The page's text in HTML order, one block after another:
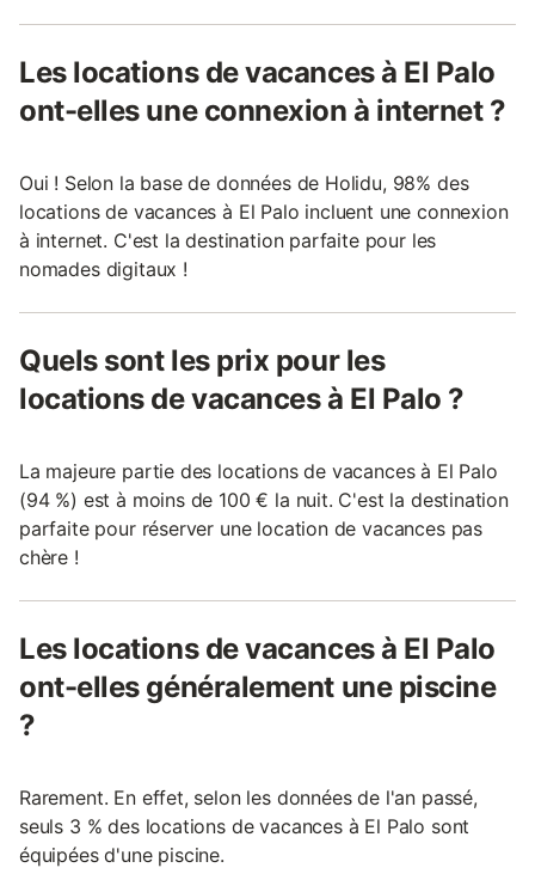
Les locations de vacances à El Palo
ont-elles une connexion à internet ?
Oui ! Selon la base de données de Holidu, 98% des
locations de vacances à El Palo incluent une connexion
à internet. C'est la destination parfaite pour les
nomades digitaux !
Quels sont les prix pour les
locations de vacances à El Palo ?
La majeure partie des locations de vacances à El Palo
(94 %) est à moins de 100 € la nuit. C'est la destination
parfaite pour réserver une location de vacances pas
chère !
Les locations de vacances à El Palo
ont-elles généralement une piscine
?
Rarement. En effet, selon les données de l'an passé,
seuls 3 % des locations de vacances à El Palo sont
équipées d'une piscine.